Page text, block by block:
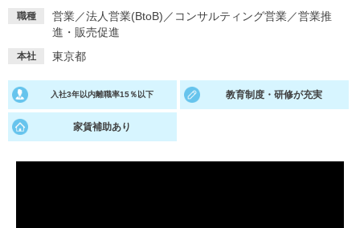
イベントを探す スカウト お知らせ
就活支援 就活コラム
職種 営業／法人営業(BtoB) ／ コンサルティング営業／営業推
進・販売促進
本社 東京都
入社3年以内離職率15％以下 教育制度・研修が充実
家賃補助あり